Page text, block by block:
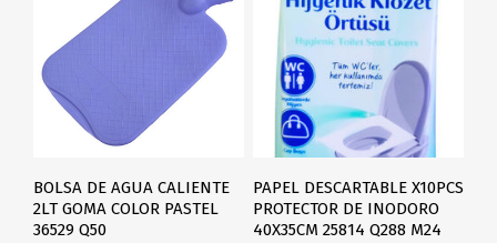
BOLSA DE AGUA CALIENTE
2LT GOMA COLOR PASTEL
36529 Q50
PAPEL DESCARTABLE X10PCS
PROTECTOR DE INODORO
40X35CM 25814 Q288 M24